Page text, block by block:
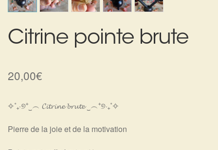
Harmonisation de l’être
Harmonisation des lieux
Citrine pointe brute
20,00€
✧˚₊‧୭⁺‿︵ 𝓒𝓲𝓽𝓻𝓲𝓷𝓮 𝓫𝓻𝓾𝓽𝓮 ‿︵⁺୭‧₊˚✧
Pierre de la joie et de la motivation